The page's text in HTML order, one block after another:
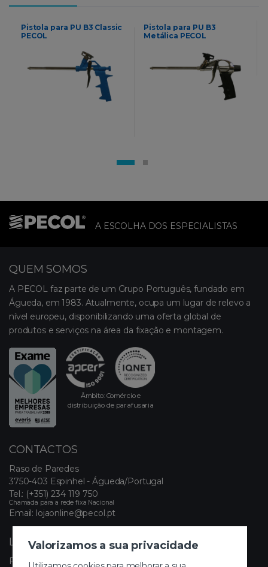
Valorizamos a sua privacidade
Pistola para PU B3 Classic
PECOL
Pistola para PU B3
Metálica PECOL
A ESCOLHA DOS ESPECIALISTAS
QUEM SOMOS
A PECOL faz parte de um Grupo Português, fundado em
Águeda, em 1983. Atualmente, ocupa um lugar de relevo a
nível europeu, disponibilizando uma oferta global de
produtos e serviços na área da fixação e montagem.
Âmbito: Comércio e
distribuição de parafusaria
CONTACTOS
Raso de Paredes
3750-403 Espinhel - Águeda/Portugal
Tel.: (+351) 234 119 750
Chamada para a rede fixa Nacional
Email: lojaonline@pecol.pt
LINKS ÚTEIS
Política de Privacidade